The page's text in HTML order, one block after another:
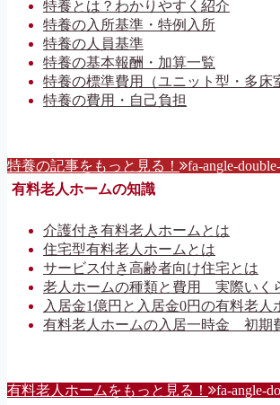
特養とは？わかりやすく紹介
特養の入所基準・特例入所
特養の人員基準
特養の基本報酬・加算一覧
特養の標準費用（ユニット型・多床
特養の費用・自己負担
特養の記事をもっと見る！ fa-angle-
有料老人ホームの知識
介護付き有料老人ホームとは
住宅型有料老人ホームとは
サービス付き高齢者向け住宅とは
老人ホームの種類と費用 実際いく
入居金1億円と入居金0円の有料老人
有料老人ホームの入居一時金 初期
有料老人ホームをもっと見る！ fa-angle-